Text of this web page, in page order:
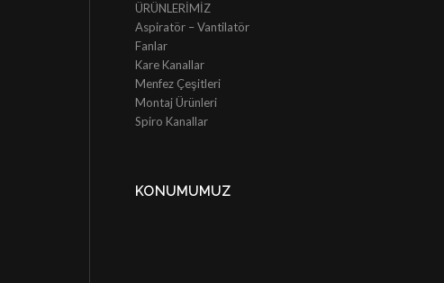
ÜRÜNLERİMİZ
Aspiratör – Vantilatör
Fanlar
Kare Kanallar
Menfez Çeşitleri
Montaj Ürünleri
Spiro Kanallar
KONUMUMUZ